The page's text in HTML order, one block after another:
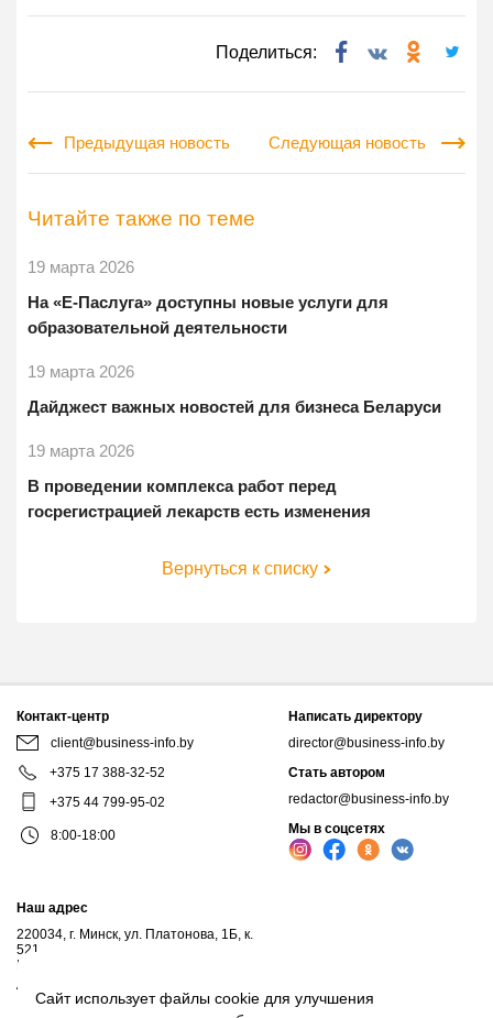
Сайт использует файлы cookie для улучшения
Поделиться:
Предыдущая новость Следующая новость
Читайте также по теме
19 марта 2026
На «Е-Паслуга» доступны новые услуги для
образовательной деятельности
19 марта 2026
Дайджест важных новостей для бизнеса Беларуси
19 марта 2026
В проведении комплекса работ перед
госрегистрацией лекарств есть изменения
Вернуться к списку
Контакт-центр
client@business-info.by
+375 17 388-32-52
+375 44 799-95-02
8:00-18:00
Написать директору
director@business-info.by
Стать автором
redactor@business-info.by
Мы в соцсетях
Наш адрес
220034, г. Минск, ул. Платонова, 1Б, к.
521
Почтовый адрес: а/я 102, 220034, г.Минск
Личный кабинет